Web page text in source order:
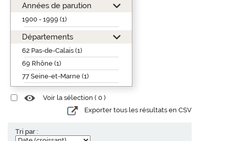
Années de parution
1900 - 1999 (1)
Départements
62 Pas-de-Calais (1)
69 Rhône (1)
77 Seine-et-Marne (1)
Voir la sélection ( 0 )
Exporter tous les résultats en CSV
Tri par :